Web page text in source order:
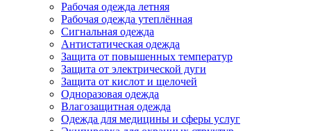
Рабочая одежда летняя
Рабочая одежда утеплённая
Сигнальная одежда
Антистатическая одежда
Защита от повышенных температур
Защита от электрической дуги
Защита от кислот и щелочей
Одноразовая одежда
Влагозащитная одежда
Одежда для медицины и сферы услуг